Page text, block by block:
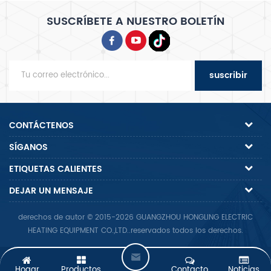
SUSCRÍBETE A NUESTRO BOLETÍN
suscribir
CONTÁCTENOS
SÍGANOS
ETIQUETAS CALIENTES
DEJAR UN MENSAJE
derechos de autor © 2015-2026 GUANGZHOU HONGLING ELECTRIC
HEATING EQUIPMENT CO.,LTD..reservados todos los derechos.